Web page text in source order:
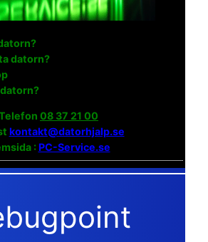
datorn?
08 37 21 00
kontakt@datorhjalp.se
:PC-Service.se